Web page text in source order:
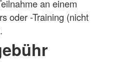
an einem
oder -Training (nicht